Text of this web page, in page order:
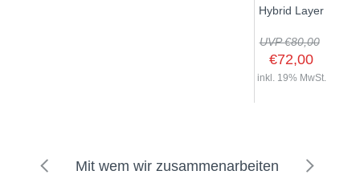
Hybrid Layer
UVP €80,00
€72,00
inkl. 19% MwSt.
Mit wem wir zusammenarbeiten